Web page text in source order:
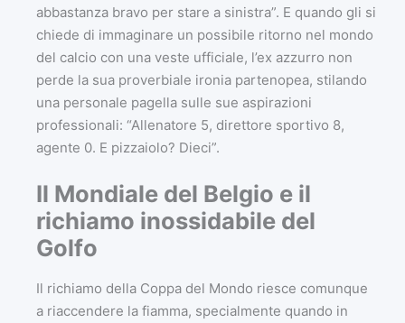
abbastanza bravo per stare a sinistra”. E quando gli si
chiede di immaginare un possibile ritorno nel mondo
del calcio con una veste ufficiale, l’ex azzurro non
perde la sua proverbiale ironia partenopea, stilando
una personale pagella sulle sue aspirazioni
professionali: “Allenatore 5, direttore sportivo 8,
agente 0. E pizzaiolo? Dieci”.
Il Mondiale del Belgio e il
richiamo inossidabile del
Golfo
Il richiamo della Coppa del Mondo riesce comunque
a riaccendere la fiamma, specialmente quando in